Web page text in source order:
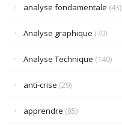
analyse fondamentale (43)
Analyse graphique (70)
Analyse Technique (140)
anti-crise (29)
apprendre (85)